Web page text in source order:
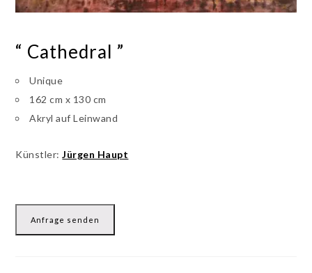
“ Cathedral ”
Unique
162 cm x 130 cm
Akryl auf Leinwand
Künstler:Jürgen Haupt
Anfrage senden